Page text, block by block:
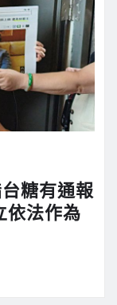
糖有通報
依法作為